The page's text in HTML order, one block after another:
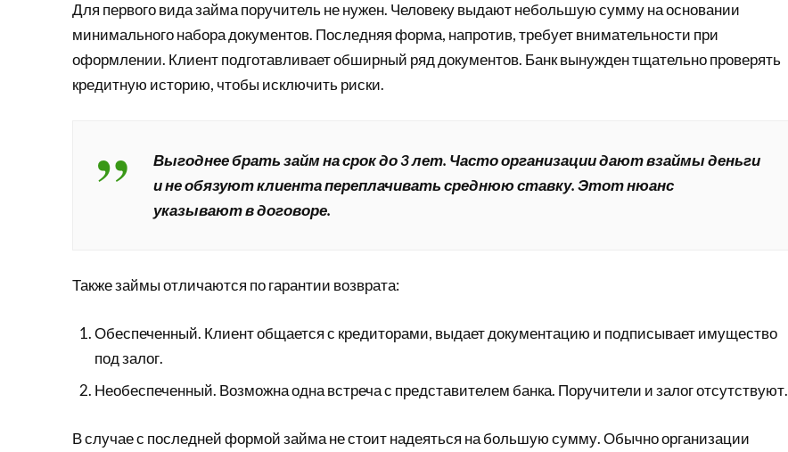
Для первого вида займа поручитель не нужен. Человеку выдают небольшую сумму на основании
минимального набора документов. Последняя форма, напротив, требует внимательности при
оформлении. Клиент подготавливает обширный ряд документов. Банк вынужден тщательно проверять
кредитную историю, чтобы исключить риски.
Выгоднее брать займ на срок до 3 лет. Часто организации дают взаймы деньги
и не обязуют клиента переплачивать среднюю ставку. Этот нюанс
указывают в договоре.
Также займы отличаются по гарантии возврата:
Обеспеченный. Клиент общается с кредиторами, выдает документацию и подписывает имущество
под залог.
Необеспеченный. Возможна одна встреча с представителем банка. Поручители и залог отсутствуют.
В случае с последней формой займа не стоит надеяться на большую сумму. Обычно организации